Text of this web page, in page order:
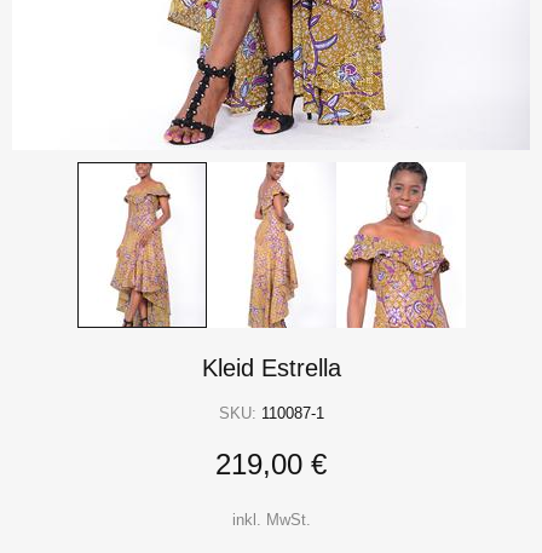
Kleid Estrella
SKU: 110087-1
219,00 €
inkl. MwSt.